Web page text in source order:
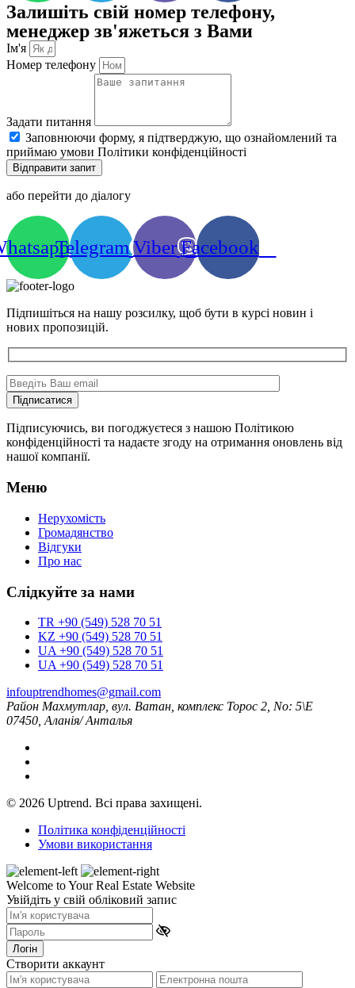
Залишіть свій номер телефону,
менеджер зв'яжеться з Вами
Ім'я
Номер телефону
Задати питання
Заповнюючи форму, я підтверджую, що ознайомлений та
приймаю умови Політики конфіденційності
Відправити запит
або перейти до діалогу
Telegram ViberFacebook
Підпишіться на нашу розсилку, щоб бути в курсі новин і
нових пропозицій.
Підписуючись, ви погоджуєтеся з нашою Політикою
конфіденційності та надаєте згоду на отримання оновлень від
нашої компанії.
Меню
Нерухомість
Громадянство
Відгуки
Про нас
Слідкуйте за нами
TR +90 (549) 528 70 51
KZ +90 (549) 528 70 51
UA +90 (549) 528 70 51
UA +90 (549) 528 70 51
infouptrendhomes@gmail.com
Район Махмутлар, вул. Ватан, комплекс Торос 2, No: 5\Е
07450, Аланія/ Анталья
© 2026 Uptrend. Всі права захищені.
Політика конфіденційності
Умови використання
Welcome to Your Real Estate Website
Увійдіть у свій обліковий запис
Логін
Створити аккаунт